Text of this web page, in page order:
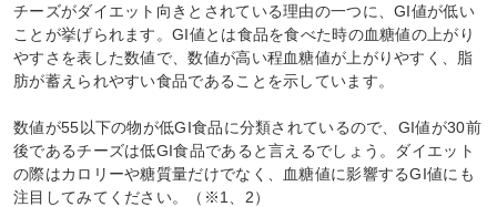
チーズがダイエット向きとされている理由の一つに、GI値が低い
ことが挙げられます。GI値とは食品を食べた時の血糖値の上がり
やすさを表した数値で、数値が高い程血糖値が上がりやすく、脂
肪が蓄えられやすい食品であることを示しています。
数値が55以下の物が低GI食品に分類されているので、GI値が30前
後であるチーズは低GI食品であると言えるでしょう。ダイエット
の際はカロリーや糖質量だけでなく、血糖値に影響するGI値にも
注目してみてください。（※1、2）